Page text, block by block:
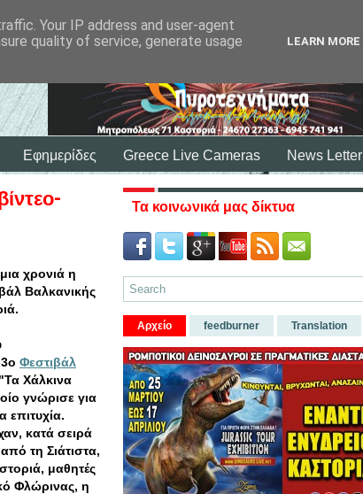
Εφημερίδες Greece Live Cameras News Letter
χρονιά η
Βαλκανικής
Φεστιβάλ
"Τα Χάλκινα
γνώρισε για
επιτυχία.
κατά σειρά
τη Σιάτιστα,
μαθητές
Φλώρινας, η
Τα κοινωνικά μας δίκτυα
Αρχείο feedburner Translation
Your IP address and user-agent
quality of service, generate usage
LEARN MORE